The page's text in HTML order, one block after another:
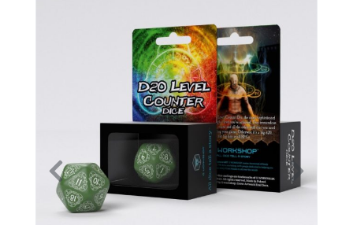
Previous Next